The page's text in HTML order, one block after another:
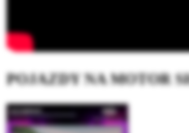
POJAZDY NA MOTOR